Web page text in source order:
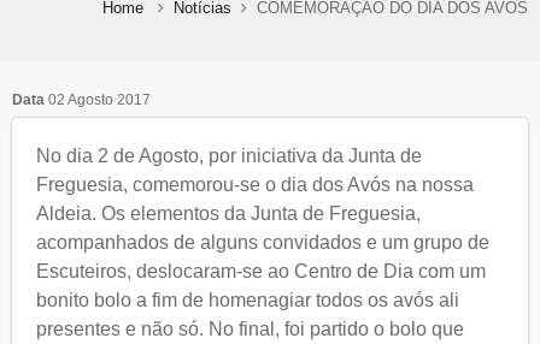
Home Notícias COMEMORAÇÃO DO DIA DOS AVÓS
Data 02 Agosto 2017
No dia 2 de Agosto, por iniciativa da Junta de
Freguesia, comemorou-se o dia dos Avós na nossa
Aldeia. Os elementos da Junta de Freguesia,
acompanhados de alguns convidados e um grupo de
Escuteiros, deslocaram-se ao Centro de Dia com um
bonito bolo a fim de homenagiar todos os avós ali
presentes e não só. No final, foi partido o bolo que